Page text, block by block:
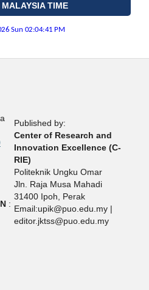
TIME
:
Published by:
Center of Research and
Innovation Excellence (C-
RIE)
Politeknik Ungku Omar
Jln. Raja Musa Mahadi
31400 Ipoh, Perak
Email:upik@puo.edu.my |
editor.jktss@puo.edu.my